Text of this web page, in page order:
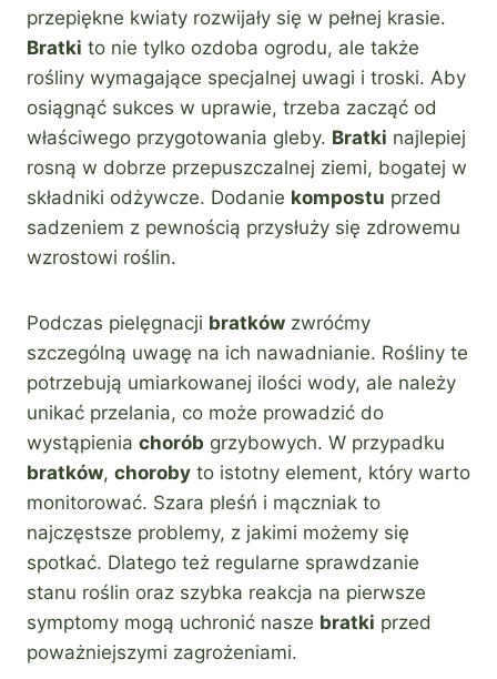
przepiękne kwiaty rozwijały się w pełnej krasie.
Bratki to nie tylko ozdoba ogrodu, ale także
rośliny wymagające specjalnej uwagi i troski. Aby
osiągnąć sukces w uprawie, trzeba zacząć od
właściwego przygotowania gleby. Bratki najlepiej
rosną w dobrze przepuszczalnej ziemi, bogatej w
składniki odżywcze. Dodanie kompostu przed
sadzeniem z pewnością przysłuży się zdrowemu
wzrostowi roślin.
Podczas pielęgnacji bratków zwróćmy
szczególną uwagę na ich nawadnianie. Rośliny te
potrzebują umiarkowanej ilości wody, ale należy
unikać przelania, co może prowadzić do
wystąpienia chorób grzybowych. W przypadku
bratków, choroby to istotny element, który warto
monitorować. Szara pleśń i mączniak to
najczęstsze problemy, z jakimi możemy się
spotkać. Dlatego też regularne sprawdzanie
stanu roślin oraz szybka reakcja na pierwsze
symptomy mogą uchronić nasze bratki przed
poważniejszymi zagrożeniami.